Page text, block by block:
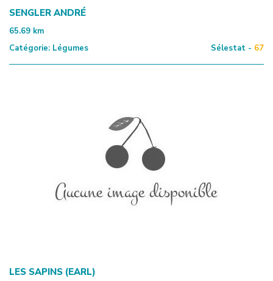
SENGLER ANDRÉ
65.69 km
Catégorie: Légumes Sélestat - 67
LES SAPINS (EARL)